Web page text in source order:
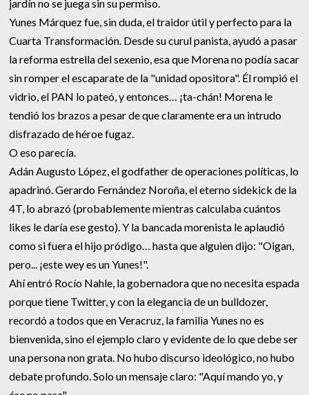
jardín no se juega sin su permiso.
Yunes Márquez fue, sin duda, el traidor útil y perfecto para la
Cuarta Transformación. Desde su curul panista, ayudó a pasar
la reforma estrella del sexenio, esa que Morena no podía sacar
sin romper el escaparate de la "unidad opositora". Él rompió el
vidrio, el PAN lo pateó, y entonces… ¡ta-chán! Morena le
tendió los brazos a pesar de que claramente era un intrudo
disfrazado de héroe fugaz.
O eso parecía.
Adán Augusto López, el godfather de operaciones políticas, lo
apadrinó. Gerardo Fernández Noroña, el eterno sidekick de la
4T, lo abrazó (probablemente mientras calculaba cuántos
likes le daría ese gesto). Y la bancada morenista le aplaudió
como si fuera el hijo pródigo… hasta que alguien dijo: "Oigan,
pero... ¡este wey es un Yunes!".
Ahí entró Rocío Nahle, la gobernadora que no necesita espada
porque tiene Twitter, y con la elegancia de un bulldozer,
recordó a todos que en Veracruz, la familia Yunes no es
bienvenida, sino el ejemplo claro y evidente de lo que debe ser
una persona non grata. No hubo discurso ideológico, no hubo
debate profundo. Solo un mensaje claro: "Aquí mando yo, y